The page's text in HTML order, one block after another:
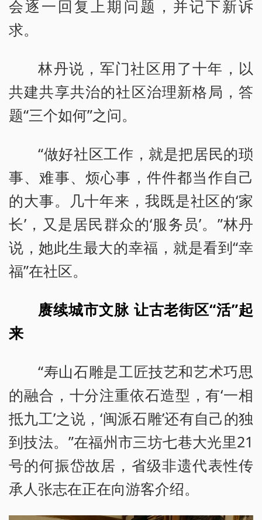
会逐一回复上期问题，并记下新诉
求。
林丹说，军门社区用了十年，以
共建共享共治的社区治理新格局，答
题“三个如何”之问。
“做好社区工作，就是把居民的琐
事、难事、烦心事，件件都当作自己
的大事。几十年来，我既是社区的‘家
长’，又是居民群众的‘服务员’。”林丹
说，她此生最大的幸福，就是看到“幸
福”在社区。
赓续城市文脉 让古老街区“活”起
来
“寿山石雕是工匠技艺和艺术巧思
的融合，十分注重依石造型，有‘一相
抵九工’之说，‘闽派石雕’还有自己的独
到技法。”在福州市三坊七巷大光里21
号的何振岱故居，省级非遗代表性传
承人张志在正在向游客介绍。